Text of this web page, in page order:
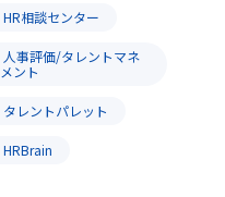
HR相談センター
人事評価/タレントマネ
ント
タレントパレット
HRBrain